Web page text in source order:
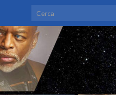
Search for: